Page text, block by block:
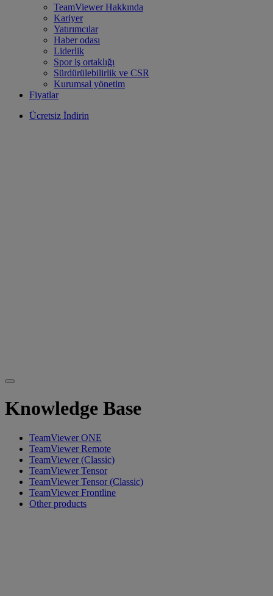
TeamViewer Hakkında
Kariyer
Yatırımcılar
Haber odası
Liderlik
Spor iş ortaklığı
Sürdürülebilirlik ve CSR
Kurumsal yönetim
Fiyatlar
Ücretsiz İndirin
Knowledge Base
TeamViewer ONE
TeamViewer Remote
TeamViewer (Classic)
TeamViewer Tensor
TeamViewer Tensor (Classic)
TeamViewer Frontline
Other products